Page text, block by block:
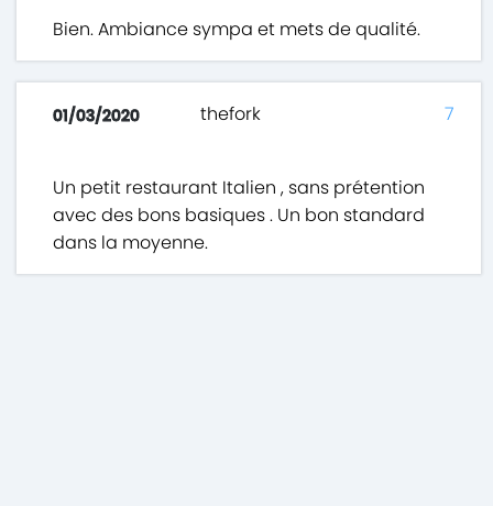
Bien. Ambiance sympa et mets de qualité.
01/03/2020 thefork
Un petit restaurant Italien , sans prétention
avec des bons basiques . Un bon standard
dans la moyenne.
7